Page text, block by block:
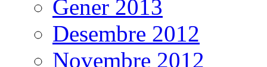
Gener 2013
Desembre 2012
Novembre 2012